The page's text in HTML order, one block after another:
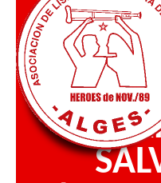
Prensa
Nuestros